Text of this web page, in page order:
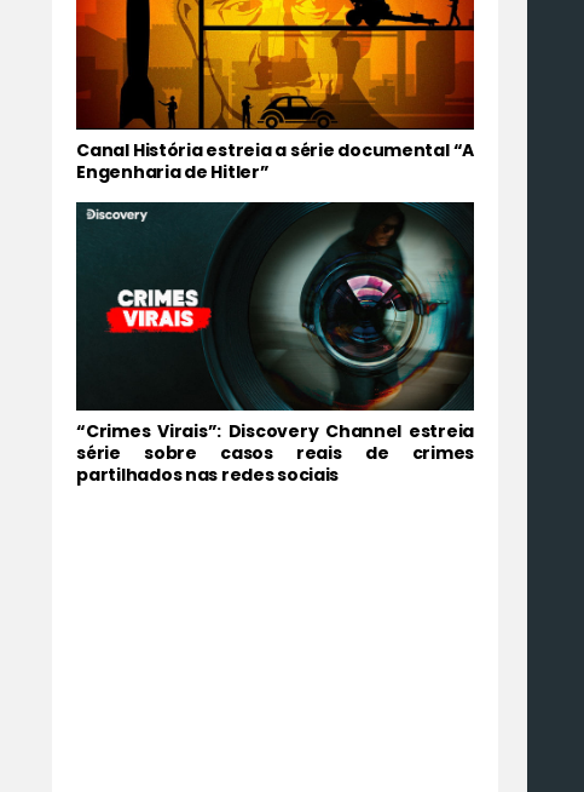
Canal História estreia a série documental “A
Engenharia de Hitler”
“Crimes Virais”: Discovery Channel estreia
série sobre casos reais de crimes
partilhados nas redes sociais